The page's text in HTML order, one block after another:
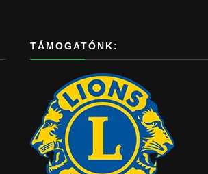
TÁMOGATÓNK: